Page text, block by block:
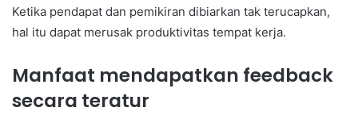
Ketika pendapat dan pemikiran dibiarkan tak terucapkan,
hal itu dapat merusak produktivitas tempat kerja.
Manfaat mendapatkan feedback
secara teratur